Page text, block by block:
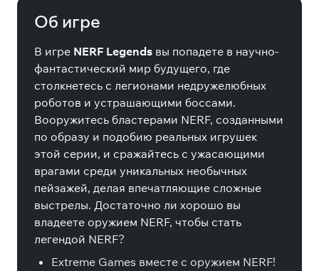
Об игре
В игре NERF Legends вы попадете в научно-
фантастический мир будущего, где
столкнетесь с легионами недружелюбных
роботов и устрашающими боссами.
Вооружитесь бластерами NERF, созданными
по образу и подобию реальных игрушек
этой серии, и сражайтесь с ужасающими
врагами среди уникальных необычных
пейзажей, делая впечатляющие сложные
выстрелы. Достаточно ли хорошо вы
владеете оружием NERF, чтобы стать
легендой NERF?
Extreme Games вместе с оружием NERF!